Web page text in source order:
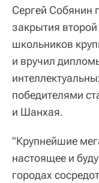
Сергей Собянин
закрытия
школьников
и вручил
победителями
и Шанхая.
"Крупнейшие
настоящее и
городах